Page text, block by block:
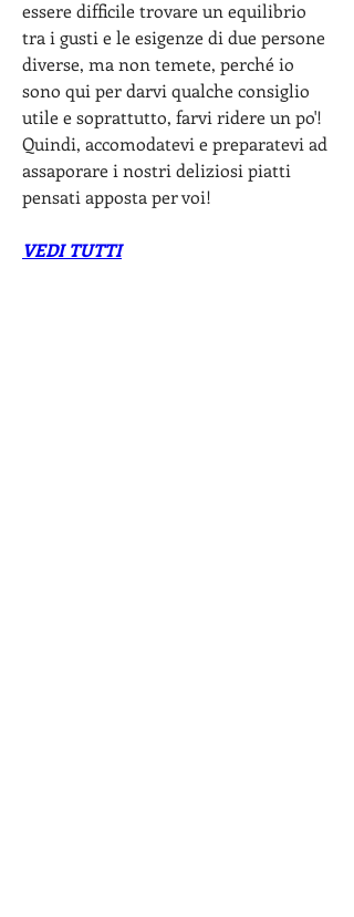
essere difficile trovare un equilibrio
tra i gusti e le esigenze di due persone
diverse, ma non temete, perché io
sono qui per darvi qualche consiglio
utile e soprattutto, farvi ridere un po'!
Quindi, accomodatevi e preparatevi ad
assaporare i nostri deliziosi piatti
pensati apposta per voi!
VEDI TUTTI